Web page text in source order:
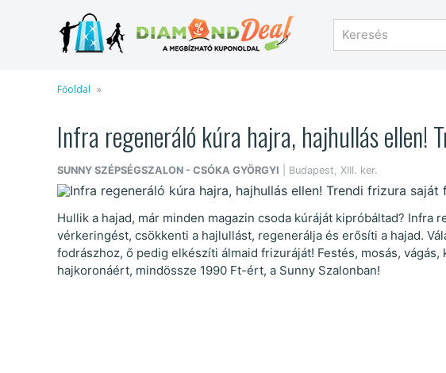
Főoldal
Infra regeneráló kúra hajra, hajhullás ellen!
SUNNY SZÉPSÉGSZALON - CSÓKA GYÖRGYI | Budapest, XIII. ker.
Hullik a hajad, már minden magazin csoda kúráját kipróbáltad? Infra
vérkeringést, csökkenti a hajlullást, regenerálja és erősíti a hajad.
fodrászhoz, ő pedig elkészíti álmaid frizuráját! Festés, mosás,
hajkoronáért, mindössze 1990 Ft-ért, a Sunny Szalonban!